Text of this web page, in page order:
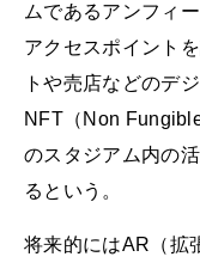
ムであるアンフィ
アクセスポイント
トや売店などのデ
NFT（Non
のスタジアム内の
るという。
将来的にはAR（拡